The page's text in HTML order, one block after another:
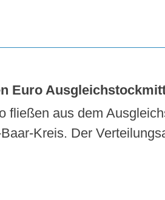
Euro
fließen aus dem
Kreis. Der